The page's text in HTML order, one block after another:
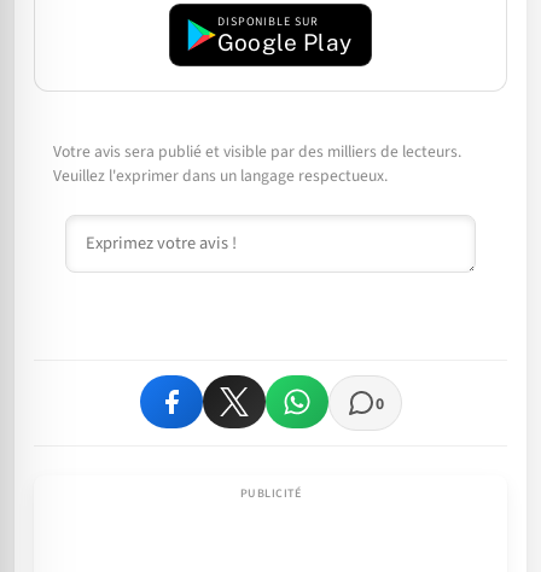
DISPONIBLE SUR
Google Play
Votre avis sera publié et visible par des milliers de lecteurs.
Veuillez l'exprimer dans un langage respectueux.
Commentaire
0